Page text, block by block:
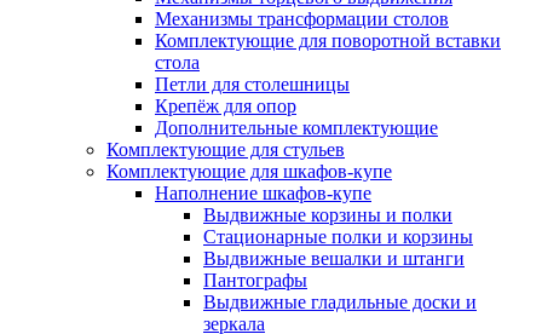
Механизмы трансформации столов
Комплектующие для поворотной вставки
стола
Петли для столешницы
Крепёж для опор
Дополнительные комплектующие
Комплектующие для стульев
Комплектующие для шкафов-купе
Наполнение шкафов-купе
Выдвижные корзины и полки
Стационарные полки и корзины
Выдвижные вешалки и штанги
Пантографы
Выдвижные гладильные доски и
зеркала